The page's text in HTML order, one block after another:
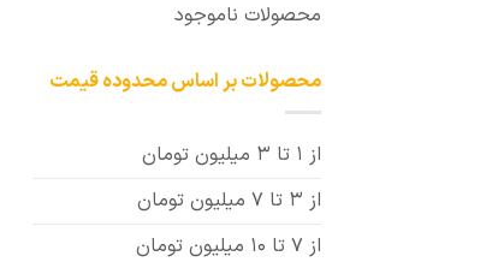
محصولات ناموجود
محصولات بر اساس محدوده قیمت
از 1 تا 3 میلیون تومان
از 3 تا 7 میلیون تومان
از 7 تا 10 میلیون تومان